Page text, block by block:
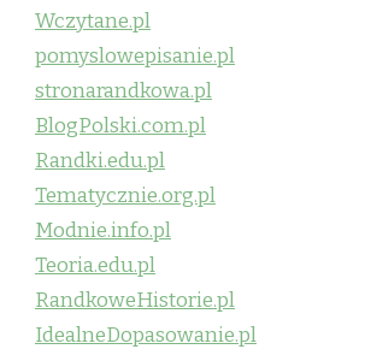
Wczytane.pl
pomyslowepisanie.pl
stronarandkowa.pl
BlogPolski.com.pl
Randki.edu.pl
Tematycznie.org.pl
Modnie.info.pl
Teoria.edu.pl
RandkoweHistorie.pl
IdealneDopasowanie.pl